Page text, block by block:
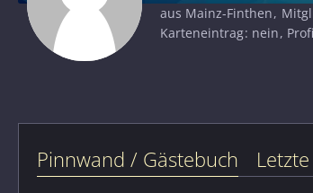
aus Mainz-Finthen
Karteneintrag nein
Pinnwand / Gästebuch